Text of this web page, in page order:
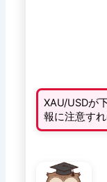
XAU/USDが
報に注意す